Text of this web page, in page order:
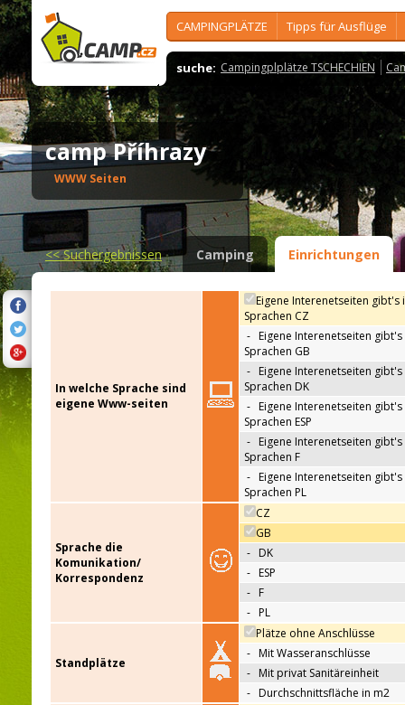
CAMPINGPLÄTZE Tipps für Ausflüge
suche: Campingplplätze TSCHECHIEN
camp Příhrazy
WWW Seiten
<<Suchergebnissen Camping Einrichtungen
In welche Sprache sind
eigene Www-seiten
Eigene Interenetseiten gibt's
Sprachen CZ
- Eigene Interenetseiten gibt's
Sprachen GB
- Eigene Interenetseiten gibt's
Sprachen DK
- Eigene Interenetseiten gibt's
Sprachen ESP
- Eigene Interenetseiten gibt's
Sprachen F
- Eigene Interenetseiten gibt's
Sprachen PL
Sprache die
Komunikation/
Korrespondenz
CZ
GB
- DK
- ESP
- F
- PL
Standplätze
Plätze ohne Anschlüsse
- Mit Wasseranschlüsse
- Mit privat Sanitäreinheit
- Durchschnittsfläche in m2